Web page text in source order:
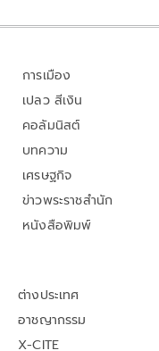
การเมือง
เปลว สีเงิน
คอลัมนิสต์
บทความ
เศรษฐกิจ
ข่าวพระราชสำนัก
หนังสือพิมพ์
ต่างประเทศ
อาชญากรรม
X-CITE